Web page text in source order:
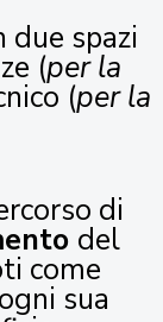
due spazi
(per la
(per la
di
del
come
sua